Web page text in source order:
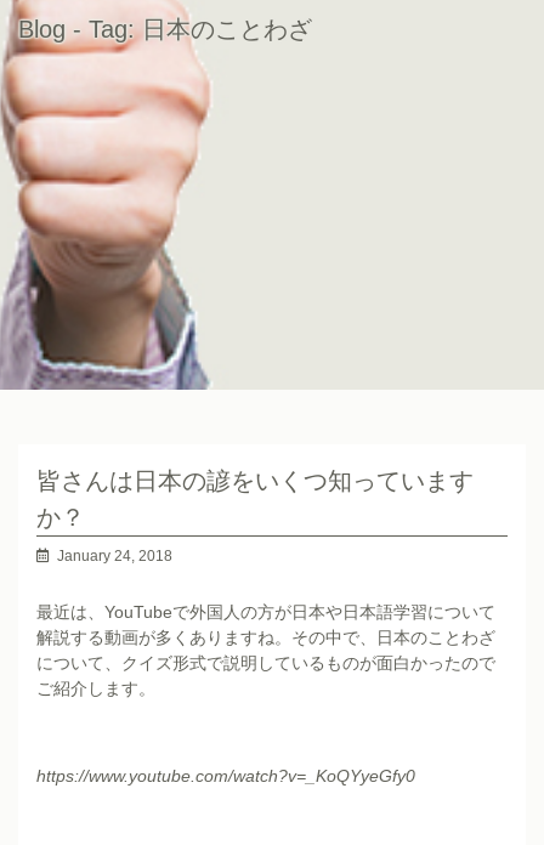
Blog - Tag: 日本のことわざ
皆さんは日本の諺をいくつ知っています
か？
January 24, 2018
最近は、YouTubeで外国人の方が日本や日本語学習について
解説する動画が多くありますね。その中で、日本のことわざ
について、クイズ形式で説明しているものが面白かったので
ご紹介します。
https://www.youtube.com/watch?v=_KoQYyeGfy0